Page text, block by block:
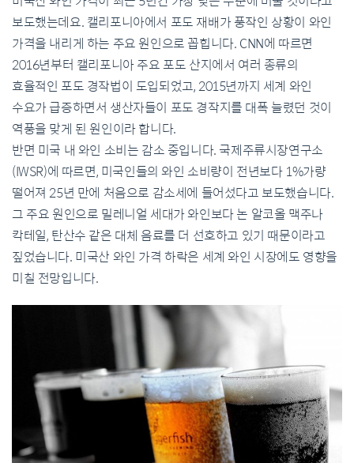
보도했는데요. 캘리포니아에서 포도 재배가 풍작인 상황이 와인
가격을 내리게 하는 주요 원인으로 꼽힙니다. CNN에 따르면
2016년부터 캘리포니아 주요 포도 산지에서 여러 종류의
효율적인 포도 경작법이 도입되었고, 2015년까지 세계 와인
수요가 급증하면서 생산자들이 포도 경작지를 대폭 늘렸던 것이
역풍을 맞게 된 원인이라 합니다.
반면 미국 내 와인 소비는 감소 중입니다. 국제주류시장연구소
(IWSR)에 따르면, 미국인들의 와인 소비량이 전년보다 1%가량
떨어져 25년 만에 처음으로 감소세에 들어섰다고 보도했습니다.
그 주요 원인으로 밀레니얼 세대가 와인보다 논 알코올 맥주나
칵테일, 탄산수 같은 대체 음료를 더 선호하고 있기 때문이라고
짚었습니다. 미국산 와인 가격 하락은 세계 와인 시장에도 영향을
미칠 전망입니다.